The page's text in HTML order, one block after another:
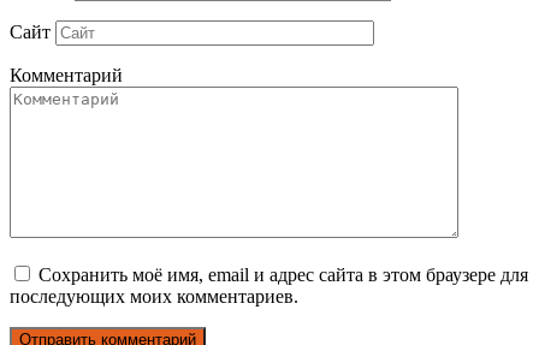
Сайт
Комментарий
Сохранить моё имя, email и адрес сайта в этом браузере для
последующих моих комментариев.